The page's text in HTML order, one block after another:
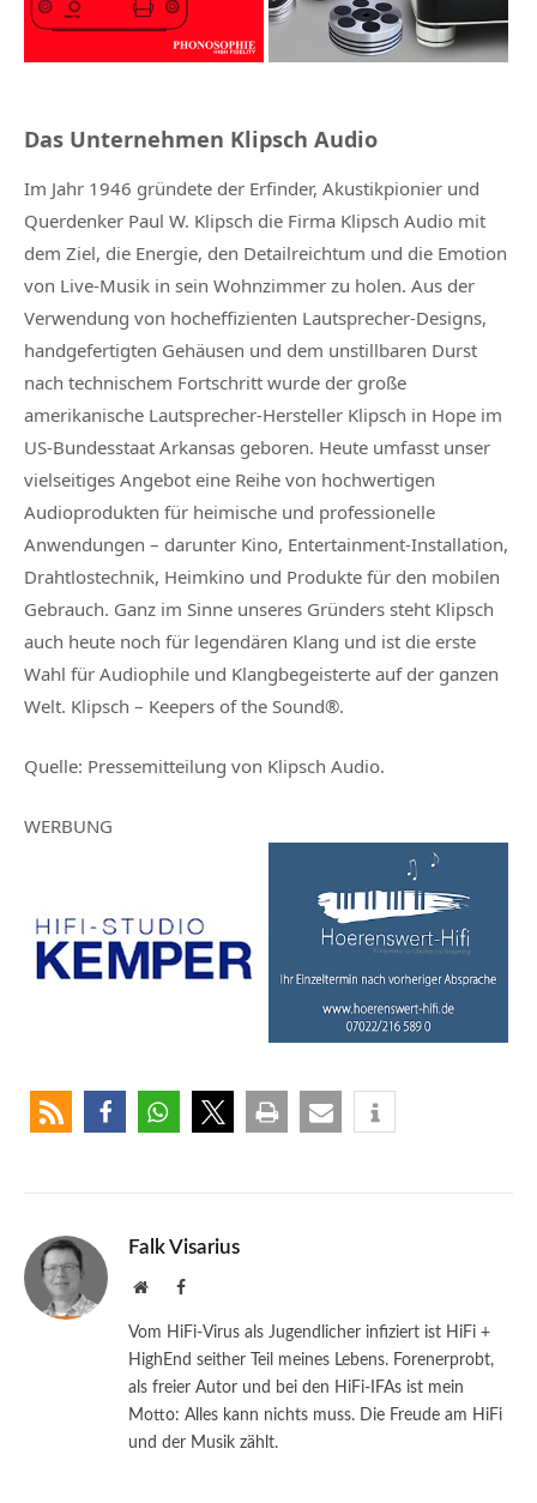
Das Unternehmen Klipsch Audio
Im Jahr 1946 gründete der Erfinder, Akustikpionier und
Querdenker Paul W. Klipsch die Firma Klipsch Audio mit
dem Ziel, die Energie, den Detailreichtum und die Emotion
von Live-Musik in sein Wohnzimmer zu holen. Aus der
Verwendung von hocheffizienten Lautsprecher-Designs,
handgefertigten Gehäusen und dem unstillbaren Durst
nach technischem Fortschritt wurde der große
amerikanische Lautsprecher-Hersteller Klipsch in Hope im
US-Bundesstaat Arkansas geboren. Heute umfasst unser
vielseitiges Angebot eine Reihe von hochwertigen
Audioprodukten für heimische und professionelle
Anwendungen – darunter Kino, Entertainment-Installation,
Drahtlostechnik, Heimkino und Produkte für den mobilen
Gebrauch. Ganz im Sinne unseres Gründers steht Klipsch
auch heute noch für legendären Klang und ist die erste
Wahl für Audiophile und Klangbegeisterte auf der ganzen
Welt. Klipsch – Keepers of the Sound®.
Quelle: Pressemitteilung von Klipsch Audio.
WERBUNG
Falk Visarius
WebsiteFacebook
Vom HiFi-Virus als Jugendlicher infiziert ist HiFi +
HighEnd seither Teil meines Lebens. Forenerprobt,
als freier Autor und bei den HiFi-IFAs ist mein
Motto: Alles kann nichts muss. Die Freude am HiFi
und der Musik zählt.